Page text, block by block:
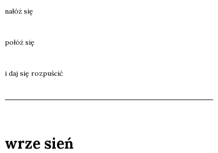
nałóż się
połóż się
i daj się roz­pu­ścić
wrze sień